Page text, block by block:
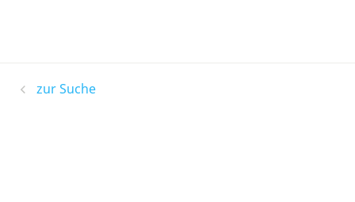
zur Suche